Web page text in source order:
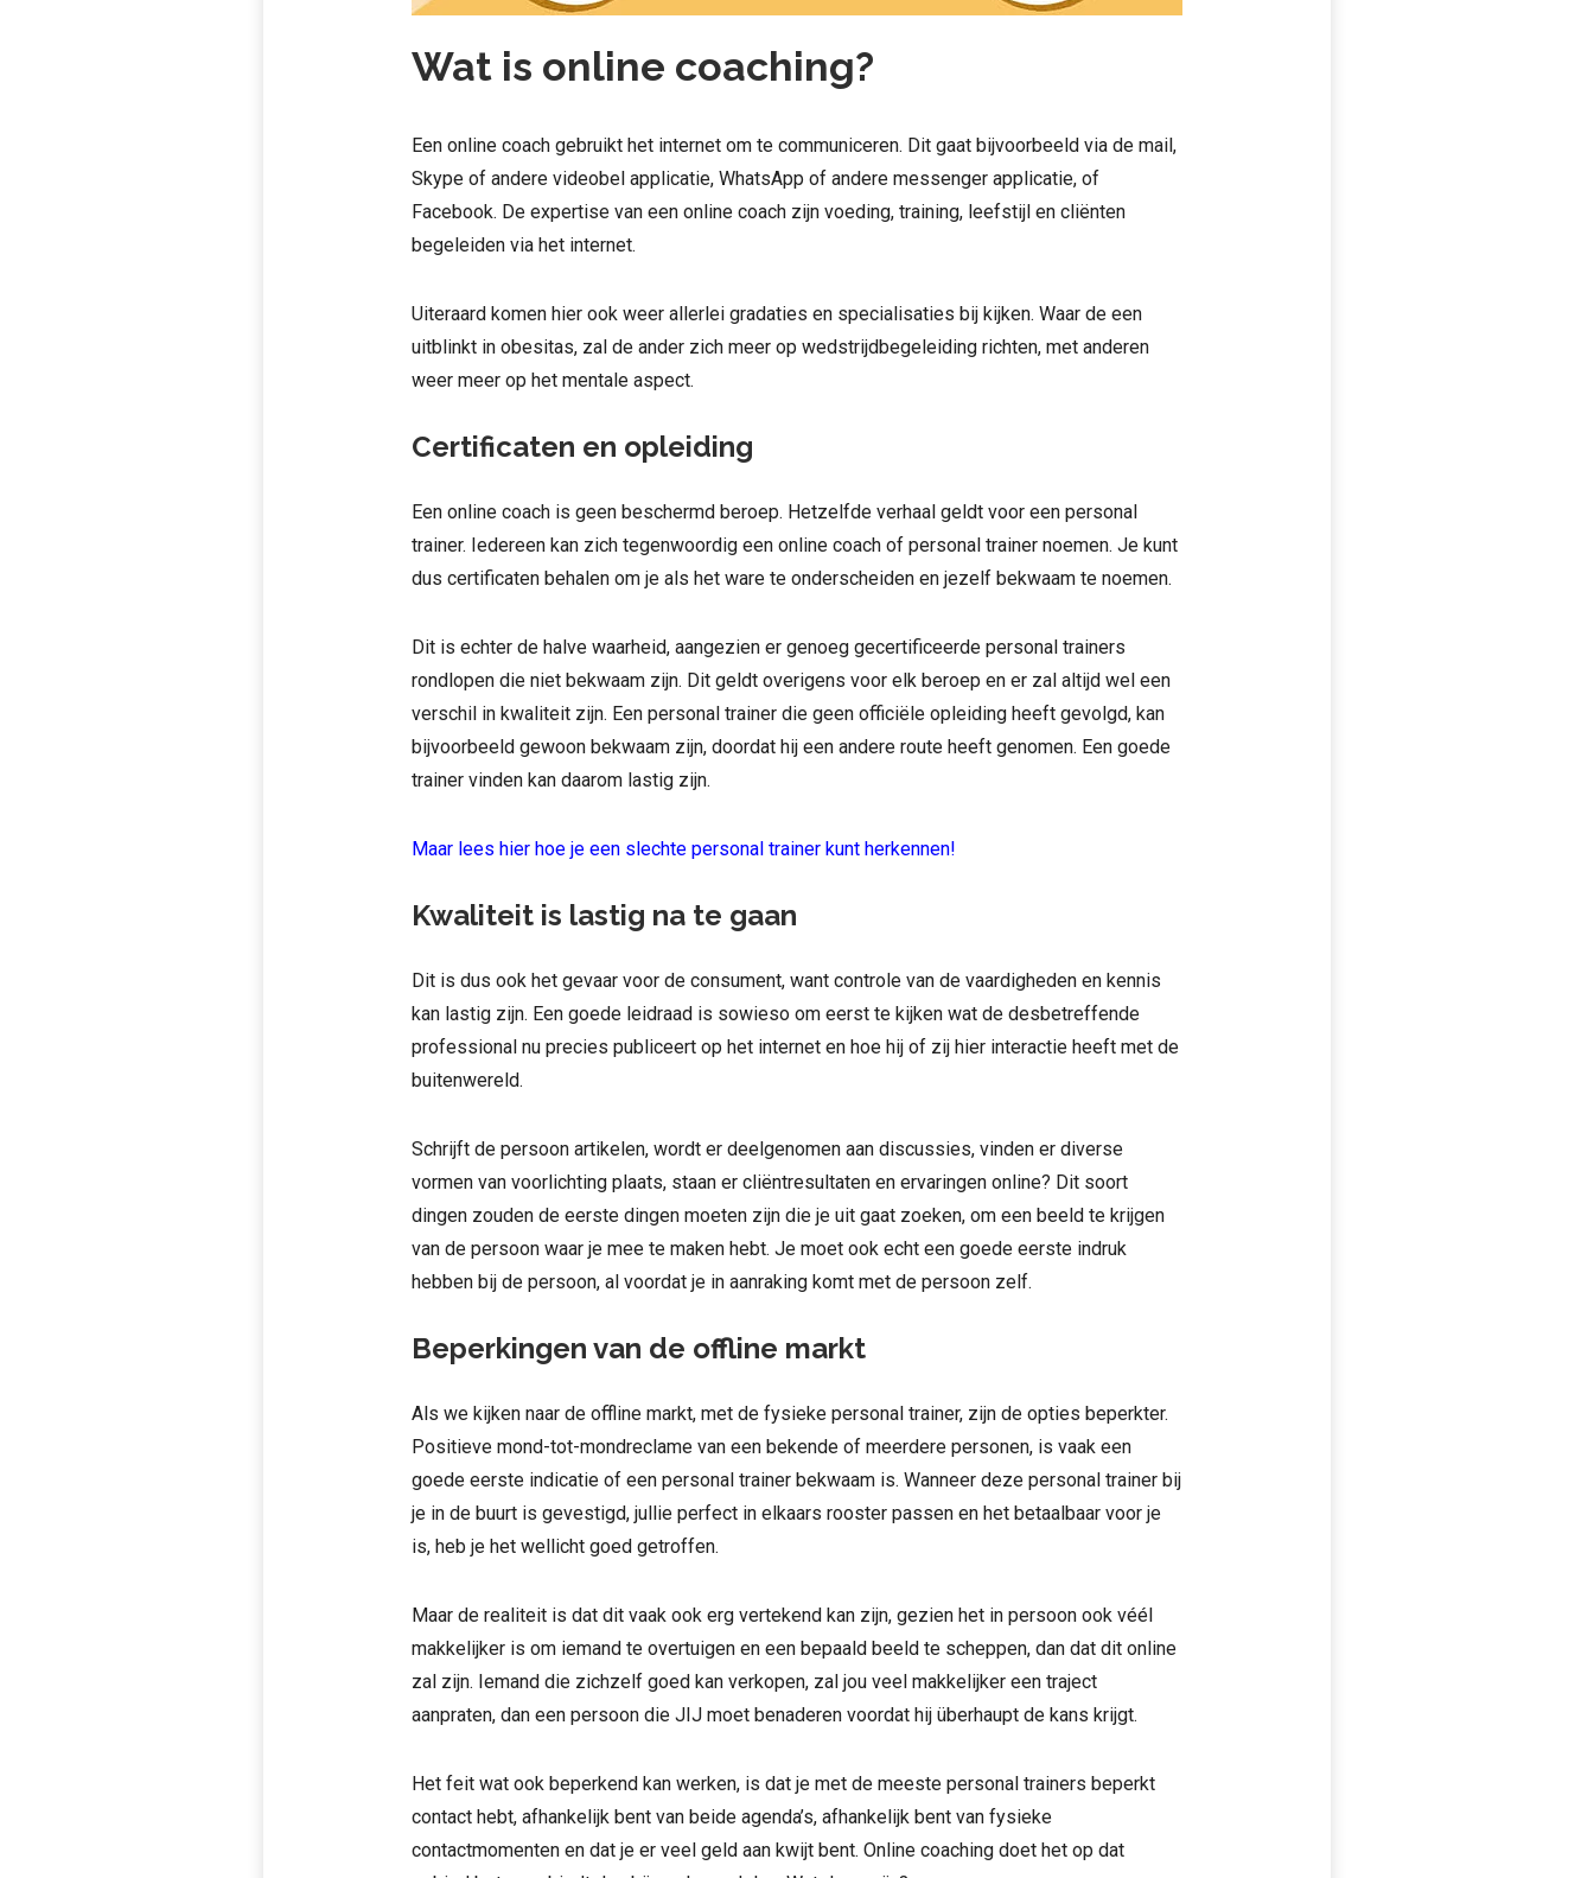
Wat is online coaching?
Een online coach gebruikt het internet om te communiceren. Dit gaat bijvoorbeeld via de mail,
Skype of andere videobel applicatie, WhatsApp of andere messenger applicatie, of
Facebook. De expertise van een online coach zijn voeding, training, leefstijl en cliënten
begeleiden via het internet.
Uiteraard komen hier ook weer allerlei gradaties en specialisaties bij kijken. Waar de een
uitblinkt in obesitas, zal de ander zich meer op wedstrijdbegeleiding richten, met anderen
weer meer op het mentale aspect.
Certificaten en opleiding
Een online coach is geen beschermd beroep. Hetzelfde verhaal geldt voor een personal
trainer. Iedereen kan zich tegenwoordig een online coach of personal trainer noemen. Je kunt
dus certificaten behalen om je als het ware te onderscheiden en jezelf bekwaam te noemen.
Dit is echter de halve waarheid, aangezien er genoeg gecertificeerde personal trainers
rondlopen die niet bekwaam zijn. Dit geldt overigens voor elk beroep en er zal altijd wel een
verschil in kwaliteit zijn. Een personal trainer die geen officiële opleiding heeft gevolgd, kan
bijvoorbeeld gewoon bekwaam zijn, doordat hij een andere route heeft genomen. Een goede
trainer vinden kan daarom lastig zijn.
Maar lees hier hoe je een slechte personal trainer kunt herkennen!
Kwaliteit is lastig na te gaan
Dit is dus ook het gevaar voor de consument, want controle van de vaardigheden en kennis
kan lastig zijn. Een goede leidraad is sowieso om eerst te kijken wat de desbetreffende
professional nu precies publiceert op het internet en hoe hij of zij hier interactie heeft met de
buitenwereld.
Schrijft de persoon artikelen, wordt er deelgenomen aan discussies, vinden er diverse
vormen van voorlichting plaats, staan er cliëntresultaten en ervaringen online? Dit soort
dingen zouden de eerste dingen moeten zijn die je uit gaat zoeken, om een beeld te krijgen
van de persoon waar je mee te maken hebt. Je moet ook echt een goede eerste indruk
hebben bij de persoon, al voordat je in aanraking komt met de persoon zelf.
Beperkingen van de offline markt
Als we kijken naar de offline markt, met de fysieke personal trainer, zijn de opties beperkter.
Positieve mond-tot-mondreclame van een bekende of meerdere personen, is vaak een
goede eerste indicatie of een personal trainer bekwaam is. Wanneer deze personal trainer bij
je in de buurt is gevestigd, jullie perfect in elkaars rooster passen en het betaalbaar voor je
is, heb je het wellicht goed getroffen.
Maar de realiteit is dat dit vaak ook erg vertekend kan zijn, gezien het in persoon ook véél
makkelijker is om iemand te overtuigen en een bepaald beeld te scheppen, dan dat dit online
zal zijn. Iemand die zichzelf goed kan verkopen, zal jou veel makkelijker een traject
aanpraten, dan een persoon die JIJ moet benaderen voordat hij überhaupt de kans krijgt.
Het feit wat ook beperkend kan werken, is dat je met de meeste personal trainers beperkt
contact hebt, afhankelijk bent van beide agenda’s, afhankelijk bent van fysieke
contactmomenten en dat je er veel geld aan kwijt bent. Online coaching doet het op dat